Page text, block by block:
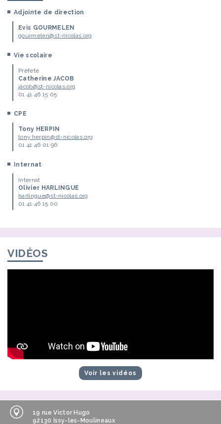
Adjointe de direction
Evis GOURMELEN
gourmelen@st-nicolas.org
Vie scolaire
Préfete
Catherine JACOB
jacob@st-nicolas.org
01 41 46 15 05
CPE
Tony HERPIN
tony.herpin@st-nicolas.org
01 41 46 01 96
Internat
Internat
Olivier HARLINGUE
harlingue@st-nicolas.org
01 41 46 15 00
VIDÉOS
Voir les vidéos
19 rue Victor Hugo
92130 Issy-les-Moulineaux